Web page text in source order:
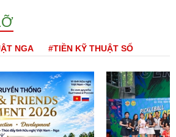
NGA #TIỀN KỸ THUẬT SỐ